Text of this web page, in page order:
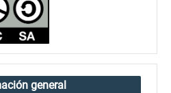
general